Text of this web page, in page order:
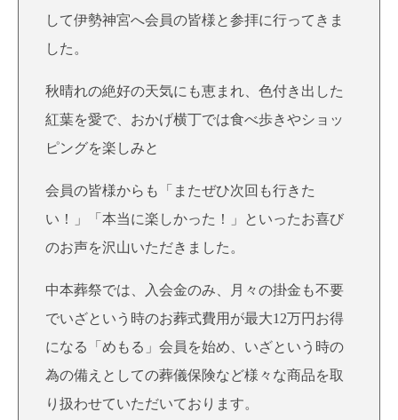
して伊勢神宮へ会員の皆様と参拝に行ってきま
した。
秋晴れの絶好の天気にも恵まれ、色付き出した
紅葉を愛で、おかげ横丁では食べ歩きやショッ
ピングを楽しみと
会員の皆様からも「またぜひ次回も行きた
い！」「本当に楽しかった！」といったお喜び
のお声を沢山いただきました。
中本葬祭では、入会金のみ、月々の掛金も不要
でいざという時のお葬式費用が最大12万円お得
になる「めもる」会員を始め、いざという時の
為の備えとしての葬儀保険など様々な商品を取
り扱わせていただいております。